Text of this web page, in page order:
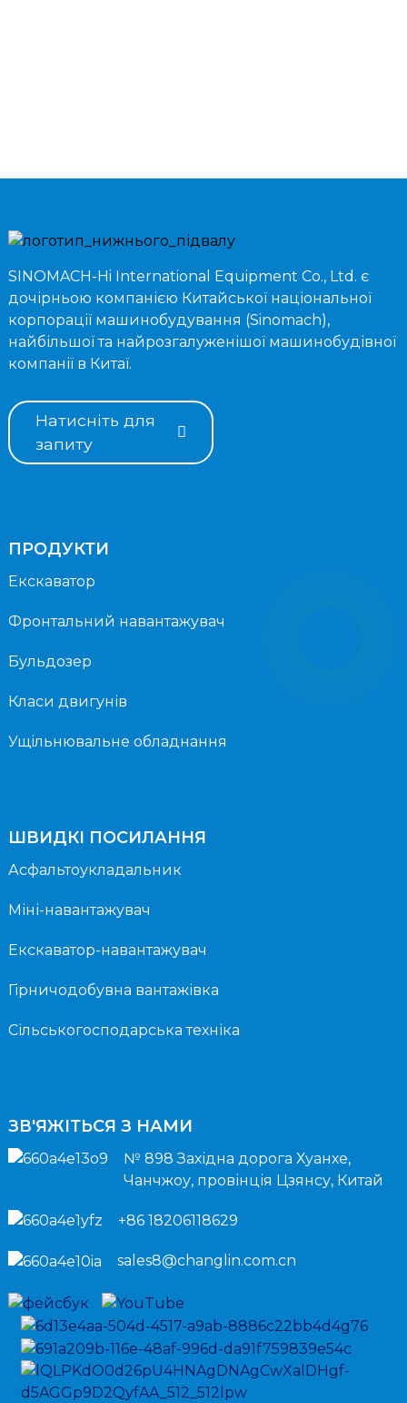
SINOMACH-Hi International Equipment Co., Ltd. є
дочірньою компанією Китайської національної
корпорації машинобудування (Sinomach),
найбільшої та найрозгалуженішої машинобудівної
компанії в Китаї.
Натисніть для
запиту
ПРОДУКТИ
Екскаватор
Фронтальний навантажувач
Бульдозер
Класи двигунів
Ущільнювальне обладнання
ШВИДКІ ПОСИЛАННЯ
Асфальтоукладальник
Міні-навантажувач
Екскаватор-навантажувач
Гірничодобувна вантажівка
Сільськогосподарська техніка
ЗВ'ЯЖІТЬСЯ З НАМИ
№ 898 Західна дорога Хуанхе,
Чанчжоу, провінція Цзянсу, Китай
+86 18206118629
sales8@changlin.com.cn